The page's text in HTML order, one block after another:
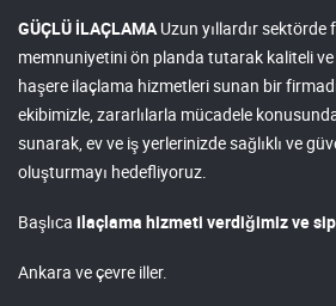
GÜÇLÜ İLAÇLAMAUzun yıllardır
memnuniyetini ön planda tutarak kaliteli
haşere ilaçlama hizmetleri sunan bir
ekibimizle, zararlılarla mücadele
sunarak, ev ve iş yerlerinizde sağlıklı ve
oluşturmayı hedefliyoruz.
Başlıca ilaçlama hizmeti verdiğimiz ve
Ankara ve çevre iller.